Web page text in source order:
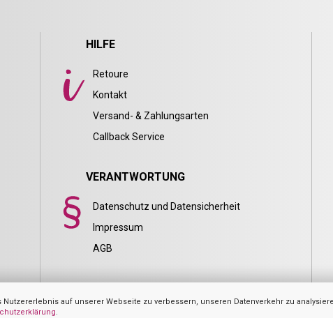
Nutzererlebnis auf unserer Webseite zu verbessern, unseren Datenverkehr zu
.
HILFE
Retoure
Kontakt
Versand- & Zahlungsarten
Callback Service
VERANTWORTUNG
Datenschutz und Datensicherheit
Impressum
AGB